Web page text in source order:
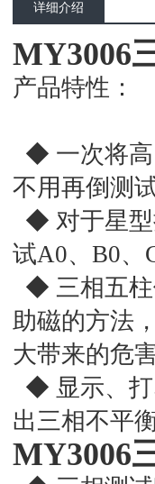
详细介绍
MY3006
产品特性：
◆ 一次将高
不用再倒测
◆ 对于星型
试A0、B0、
◆ 三相五柱
助磁的方法
大带来的危
◆ 显示、打
出三相不平
MY3006